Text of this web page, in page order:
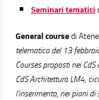
Seminari tematici
General coursedi
telematica del 13
Courses proposti nei
CdS Architettura LM4,
l'inserimento, nei piani